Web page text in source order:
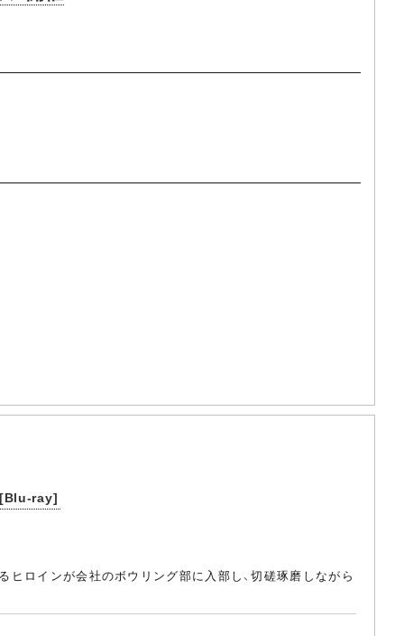
[Blu-ray]
ヒロインが会社のボウリング部に入部し、切磋琢磨しながら